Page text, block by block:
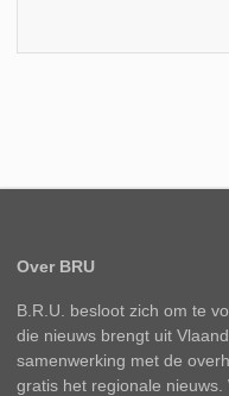
Over BRU
B.R.U. besloot zich om te
die nieuws brengt uit
samenwerking met de
gratis het regionale nieuws.